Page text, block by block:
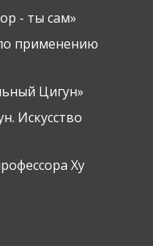
- ты сам»
применению
Цигун»
Искусство
Ху